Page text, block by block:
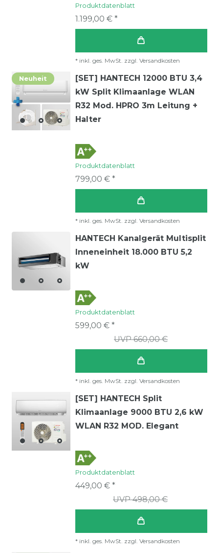
Produktdatenblatt
1.199,00 € *
* inkl. ges. MwSt. zzgl. Versandkosten
Neuheit
[SET] HANTECH 12000 BTU 3,4
kW Split Klimaanlage WLAN
R32 Mod. HPRO 3m Leitung +
Halter
Produktdatenblatt
799,00 € *
* inkl. ges. MwSt. zzgl. Versandkosten
HANTECH Kanalgerät Multisplit
Inneneinheit 18.000 BTU 5,2
kW
Produktdatenblatt
UVP 660,00 €
599,00 € *
* inkl. ges. MwSt. zzgl. Versandkosten
[SET] HANTECH Split
Klimaanlage 9000 BTU 2,6 kW
WLAN R32 MOD. Elegant
Produktdatenblatt
UVP 498,00 €
449,00 € *
* inkl. ges. MwSt. zzgl. Versandkosten